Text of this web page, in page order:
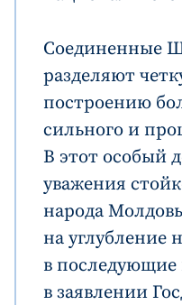
Соединенные
разделяют
построению
сильного и
В этот особый
уважения
народа
на углубление
в последующие
в заявлении